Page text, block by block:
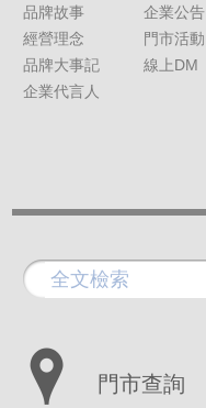
品牌故事
經營理念
品牌大事記
企業代言人
企業公告
門市活動
線上DM
門市查詢